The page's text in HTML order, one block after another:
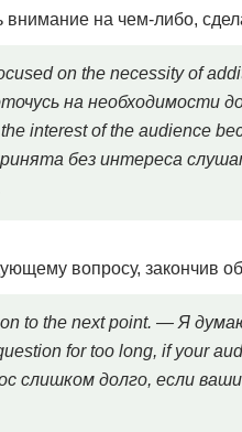
внимание на чем-либо,
on the necessity of
на необходимости
interest of the audience
без интереса
вопросу, закончив
on to the next point. — Я
for too long, if your
слишком долго, если